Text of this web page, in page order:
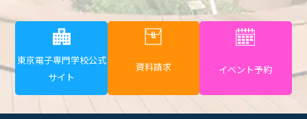
東京電子専門学校公式
サイト
資料請求 イベント予約